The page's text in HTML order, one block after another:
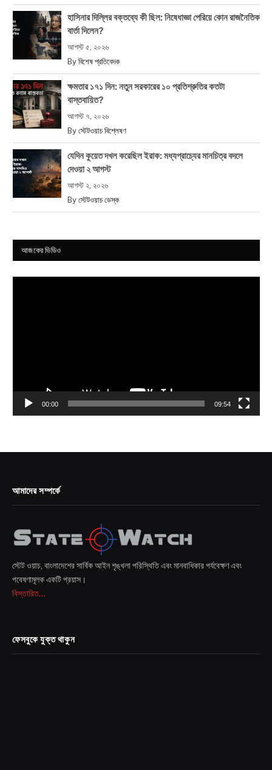
হাসিনার দিল্লির বক্তব্যে কী ছিল: নিষেধাজ্ঞা পেরিয়ে কোন রাজনৈতিক
বার্তা দিলেন?
আগস্ট ৫, ২০২৬
By বিশেষ প্রতিবেদক
ক্ষমতার ১৭১ দিন: নতুন সরকারের ১০ প্রতিশ্রুতির কতটা
বাস্তবায়িত?
আগস্ট ৭, ২০২৬
By স্টেটওয়াচ বিশ্লেষণ
যেদিন কুয়েত দখল করেছিল ইরাক: মধ্যপ্রাচ্যের মানচিত্র বদলে
দেওয়া ২ আগস্ট
আগস্ট ২, ২০২৬
By স্টেটওয়াচ ডেস্ক
আজকের ভিডিও
00:00 09:54
আমাদের সম্পর্কে
স্টেট ওয়াচ, বাংলাদেশের সার্বিক আইন শৃঙ্খলা পরিস্থিতি এবং মানবাধিকার পর্যবেক্ষণ এবং
গবেষণামূলক একটি প্রয়াস।
বিস্তারিত...
ফেসবুকে যুক্ত থাকুন